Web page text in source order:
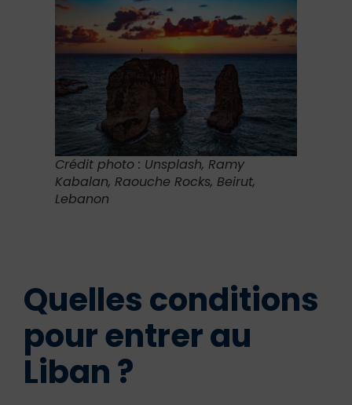
Crédit photo : Unsplash, Ramy
Kabalan, Raouche Rocks, Beirut,
Lebanon
Quelles conditions
pour entrer au
Liban ?